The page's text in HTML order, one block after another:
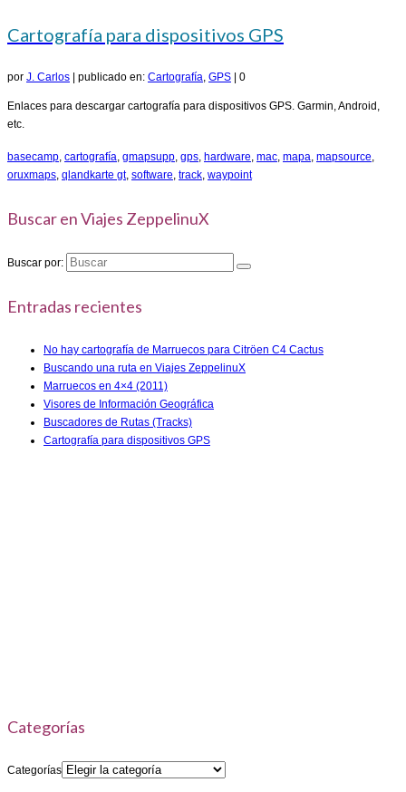
Cartografía para dispositivos GPS
por J. Carlos publicado en: Cartografía, GPS 0
Enlaces para descargar cartografía para dispositivos GPS. Garmin, Android,
etc.
basecamp, cartografía, gmapsupp, gps, hardware, mac, mapa, mapsource,
oruxmaps, qlandkarte gt, software, track, waypoint
Buscar en Viajes ZeppelinuX
Buscar por:
Entradas recientes
No hay cartografía de Marruecos para Citröen C4 Cactus
Buscando una ruta en Viajes ZeppelinuX
Marruecos en 4×4 (2011)
Visores de Información Geográfica
Buscadores de Rutas (Tracks)
Cartografía para dispositivos GPS
Categorías
Categorías